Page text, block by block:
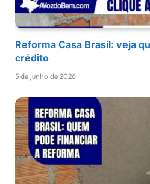
Reforma Casa Brasil: veja
crédito
5 de junho de 2026